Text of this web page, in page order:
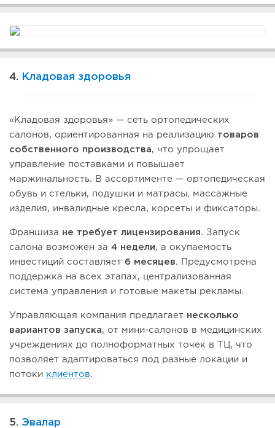
4. Кладовая здоровья
«Кладовая здоровья» — сеть ортопедических
салонов, ориентированная на реализацию товаров
собственного производства, что упрощает
управление поставками и повышает
маржинальность. В ассортименте — ортопедическая
обувь и стельки, подушки и матрасы, массажные
изделия, инвалидные кресла, корсеты и фиксаторы.
Франшиза не требует лицензирования. Запуск
салона возможен за 4 недели, а окупаемость
инвестиций составляет 6 месяцев. Предусмотрена
поддержка на всех этапах, централизованная
система управления и готовые макеты рекламы.
Управляющая компания предлагает несколько
вариантов запуска, от мини-салонов в медицинских
учреждениях до полноформатных точек в ТЦ, что
позволяет адаптироваться под разные локации и
потоки клиентов.
5. Эвалар